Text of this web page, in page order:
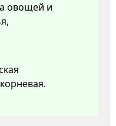
овощей и